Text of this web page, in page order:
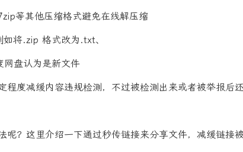
等其他压缩格式避免在线解压缩
将.zip 格式改为.txt、
网盘认为是新文件
程度减缓内容违规检测，不过被检测出来或者被举报后
呢？这里介绍一下通过秒传链接来分享文件，减缓链接